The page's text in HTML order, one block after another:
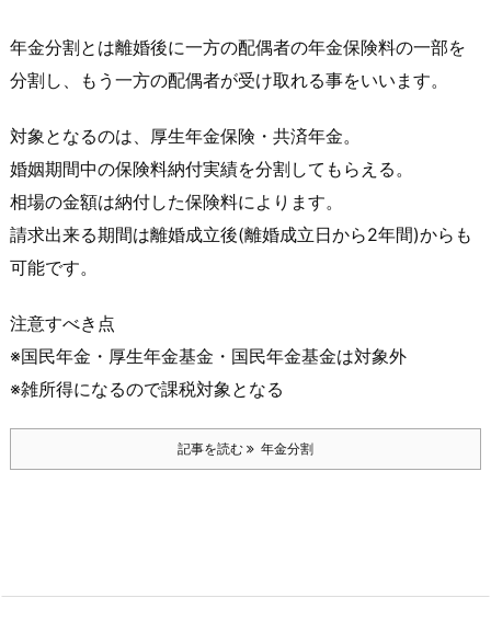
年金分割とは離婚後に一方の配偶者の年金保険料の一部を
分割し、もう一方の配偶者が受け取れる事をいいます。
対象となるのは、厚生年金保険・共済年金。
婚姻期間中の保険料納付実績を分割してもらえる。
相場の金額は納付した保険料によります。
請求出来る期間は離婚成立後(離婚成立日から2年間)からも
可能です。
注意すべき点
※国民年金・厚生年金基金・国民年金基金は対象外
※雑所得になるので課税対象となる
記事を読む 年金分割